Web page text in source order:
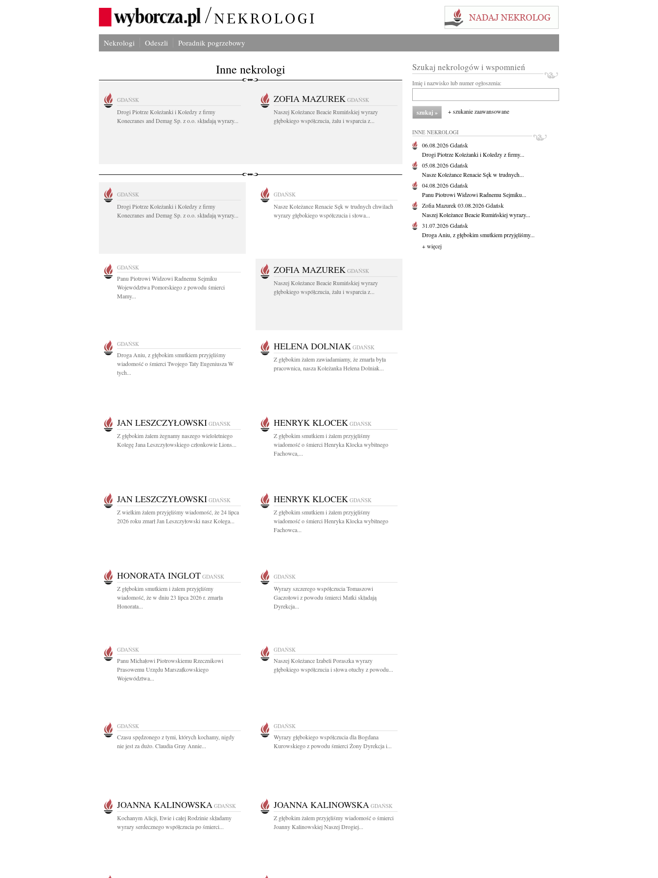
Nekrologi Odeszli Poradnik pogrzebowy
Inne nekrologi
GDAŃSK
Drogi Piotrze Koleżanki i Koledzy z firmy
Konecranes and Demag Sp. z o.o. składają wyrazy...
ZOFIA MAZUREK GDAŃSK
Naszej Koleżance Beacie Rumińskiej wyrazy
głębokiego współczucia, żalu i wsparcia z...
GDAŃSK
Drogi Piotrze Koleżanki i Koledzy z firmy
Konecranes and Demag Sp. z o.o. składają wyrazy...
GDAŃSK
Nasze Koleżance Renacie Sęk w trudnych chwilach
wyrazy głębokiego współczucia i słowa...
GDAŃSK
Panu Piotrowi Widzowi Radnemu Sejmiku
Województwa Pomorskiego z powodu śmierci
Mamy...
ZOFIA MAZUREK GDAŃSK
Naszej Koleżance Beacie Rumińskiej wyrazy
głębokiego współczucia, żalu i wsparcia z...
GDAŃSK
Droga Aniu, z głębokim smutkiem przyjęliśmy
wiadomość o śmierci Twojego Taty Eugeniusza W
tych...
HELENA DOLNIAK GDAŃSK
Z głębokim żalem zawiadamiamy, że zmarła była
pracownica, nasza Koleżanka Helena Dolniak...
JAN LESZCZYŁOWSKI GDAŃSK
Z głębokim żalem żegnamy naszego wieloletniego
Kolegę Jana Leszczyłowskiego członkowie Lions...
HENRYK KLOCEK GDAŃSK
Z głębokim smutkiem i żalem przyjęliśmy
wiadomość o śmierci Henryka Klocka wybitnego
Fachowca,...
JAN LESZCZYŁOWSKI GDAŃSK
Z wielkim żalem przyjęliśmy wiadomość, że 24 lipca
2026 roku zmarł Jan Leszczyłowski nasz Kolega...
HENRYK KLOCEK GDAŃSK
Z głębokim smutkiem i żalem przyjęliśmy
wiadomość o śmierci Henryka Klocka wybitnego
Fachowca...
HONORATA INGLOT GDAŃSK
Z głębokim smutkiem i żalem przyjęliśmy
wiadomość, że w dniu 23 lipca 2026 r. zmarła
Honorata...
GDAŃSK
Wyrazy szczerego współczucia Tomaszowi
Gaczołowi z powodu śmierci Matki składają
Dyrekcja...
GDAŃSK
Panu Michałowi Piotrowskiemu Rzecznikowi
Prasowemu Urzędu Marszałkowskiego
Województwa...
GDAŃSK
Naszej Koleżance Izabeli Poraszka wyrazy
głębokiego współczucia i słowa otuchy z powodu...
GDAŃSK
Czasu spędzonego z tymi, których kochamy, nigdy
nie jest za dużo. Claudia Gray Annie...
GDAŃSK
Wyrazy głębokiego współczucia dla Bogdana
Kurowskiego z powodu śmierci Żony Dyrekcja i...
JOANNA KALINOWSKA GDAŃSK
Kochanym Alicji, Ewie i całej Rodzinie składamy
wyrazy serdecznego współczucia po śmierci...
JOANNA KALINOWSKA GDAŃSK
Z głębokim żalem przyjęliśmy wiadomość o śmierci
Joanny Kalinowskiej Naszej Drogiej...
Szukaj nekrologów i wspomnień
Imię i nazwisko lub numer ogłoszenia:
+ szukanie zaawansowane
INNE NEKROLOGI
06.08.2026Gdańsk
Drogi Piotrze Koleżanki i Koledzy z firmy...
05.08.2026Gdańsk
Nasze Koleżance Renacie Sęk w trudnych...
04.08.2026Gdańsk
Panu Piotrowi Widzowi Radnemu Sejmiku...
Zofia Mazurek03.08.2026Gdańsk
Naszej Koleżance Beacie Rumińskiej wyrazy...
31.07.2026Gdańsk
Droga Aniu, z głębokim smutkiem przyjęliśmy...
+ więcej